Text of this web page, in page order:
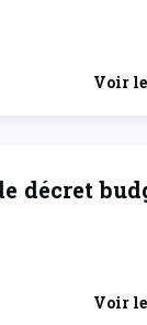
Voir
décret
1974
Voir